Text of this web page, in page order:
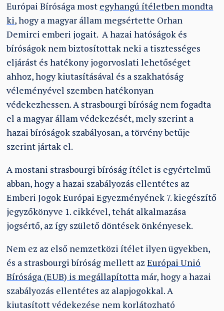
Európai Bírósága most egyhangú ítéletben mondta
ki, hogy a magyar állam megsértette Orhan
Demirci emberi jogait. A hazai hatóságok és
bíróságok nem biztosítottak neki a tisztességes
eljárást és hatékony jogorvoslati lehetőséget
ahhoz, hogy kiutasításával és a szakhatóság
véleményével szemben hatékonyan
védekezhessen. A strasbourgi bíróság nem fogadta
el a magyar állam védekezését, mely szerint a
hazai bíróságok szabályosan, a törvény betűje
szerint jártak el.
A mostani strasbourgi bíróság ítélet is egyértelmű
abban, hogy a hazai szabályozás ellentétes az
Emberi Jogok Európai Egyezményének 7. kiegészítő
jegyzőkönyve 1. cikkével, tehát alkalmazása
jogsértő, az így születő döntések önkényesek.
Nem ez az első nemzetközi ítélet ilyen ügyekben,
és a strasbourgi bíróság mellett azEurópai Unió
Bírósága (EUB) is megállapította már, hogy a hazai
szabályozás ellentétes az alapjogokkal. A
kiutasított védekezése nem korlátozható